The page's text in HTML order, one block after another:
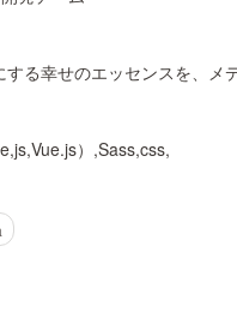
る幸せのエッセンスを、メ
）,Sass,css,